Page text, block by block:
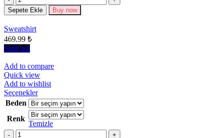
Seçenekler
Sepete Ekle Buy now
Sweatshirt
469.99 ₺
Sold out
Add to compare
Quick view
Add to wishlist
SeçeneklerBu
ürünün
birden
fazla
varyasyonu
Beden
Renk
Temizle
Miktar